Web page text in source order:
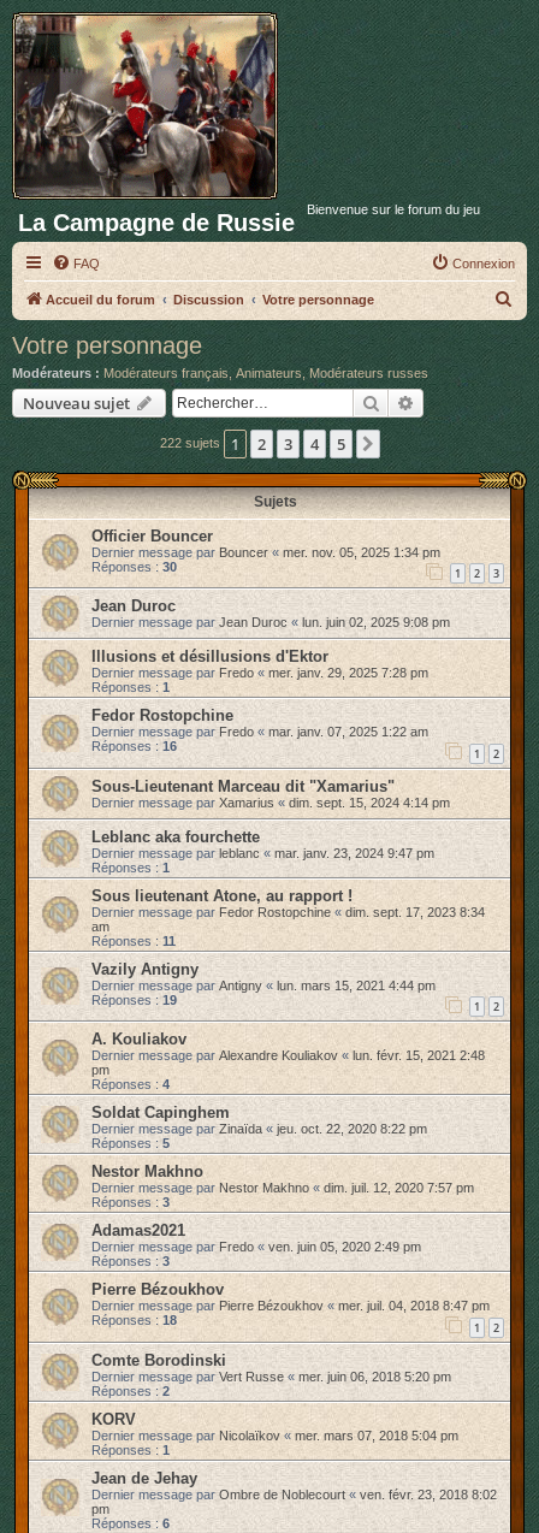
La Campagne de Russie Bienvenue sur le forum du jeu
FAQ Connexion
Accueil du forum Discussion Votre personnage
e
c
c
Votre personnage
Modérateurs : Modérateurs français, Animateurs ,Modérateurs russes
Nouveau sujet RechercherRecherche
222 sujets 1 2 3 4 5 Suivant
Sujets
Officier Bouncer
Dernier message par Bouncer« mer. nov. 05, 2025 1:34 pm
Réponses : 30 1 2 3
Jean Duroc
Dernier message parJean Duroc « lun. juin 02, 2025 9:08 pm
Illusions et désillusions d'Ektor
Dernier message par Fredo« mer. janv. 29, 2025 7:28 pm
Réponses : 1
Fedor Rostopchine
Dernier message parFredo « mar. janv. 07, 2025 1:22 am
Réponses : 16 1 2
Sous-Lieutenant Marceau dit "Xamarius"
Dernier message par Xamarius « dim. sept. 15, 2024 4:14 pm
Leblanc aka fourchette
Dernier message parleblanc « mar. janv. 23, 2024 9:47 pm
Réponses : 1
Sous lieutenant Atone, au rapport !
Dernier message par Fedor Rostopchine « dim. sept. 17, 2023 8:34
am
Réponses : 11
Vazily Antigny
Dernier message parAntigny « lun. mars 15, 2021 4:44 pm
Réponses : 19 1 2
A. Kouliakov
Dernier message par Alexandre Kouliakov « lun. févr. 15, 2021 2:48
pm
Réponses : 4
Soldat Capinghem
Dernier message parZinaïda « jeu. oct. 22, 2020 8:22 pm
Réponses : 5
Nestor Makhno
Dernier message par Nestor Makhno «dim. juil. 12, 2020 7:57 pm
Réponses : 3
Adamas2021
Dernier message par Fredo « ven. juin 05, 2020 2:49 pm
Réponses : 3
Pierre Bézoukhov
Dernier message par Pierre Bézoukhov«mer. juil. 04, 2018 8:47 pm
Réponses : 18 1 2
Comte Borodinski
Dernier message parVert Russe « mer. juin 06, 2018 5:20 pm
Réponses : 2
KORV
Dernier message par Nicolaïkov « mer. mars 07, 2018 5:04 pm
Réponses : 1
Jean de Jehay
Dernier message parOmbre de Noblecourt« ven. févr. 23, 2018 8:02
pm
Réponses : 6